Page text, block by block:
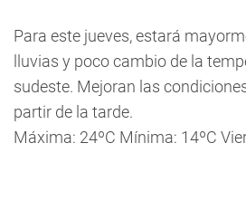
Para este jueves, estará
lluvias y poco cambio de la
sudeste. Mejoran las
partir de la tarde.
Máxima: 24ºC Mínima: 14ºC